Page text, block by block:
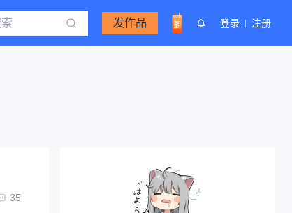
发作品 登录 注册
35